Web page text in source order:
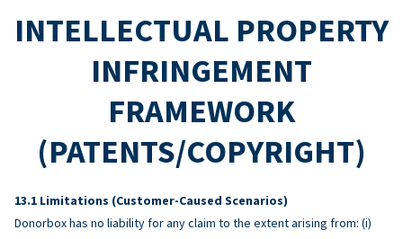
INTELLECTUAL PROPERTY
INFRINGEMENT
FRAMEWORK
(PATENTS/COPYRIGHT)
Limitations (Customer-Caused Scenarios)
Donorbox has no liability for any claim to the extent arising from: (i)